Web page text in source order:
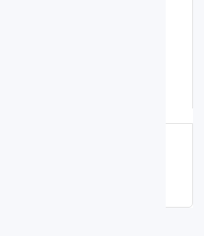
(內含「投標單」與